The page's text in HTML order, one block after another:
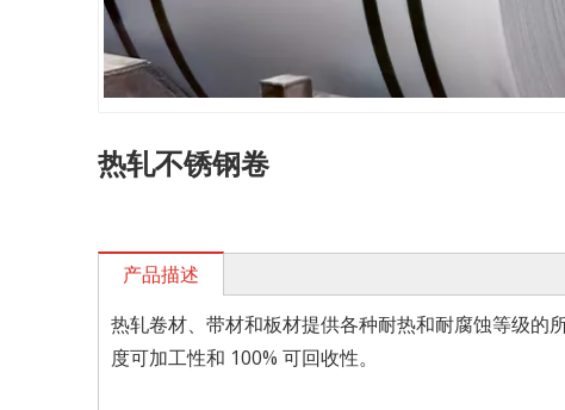
热轧不锈钢卷
产品描述
热轧卷材、带材和板材提供各种耐热和耐腐蚀等级的
度可加工性和 100% 可回收性。